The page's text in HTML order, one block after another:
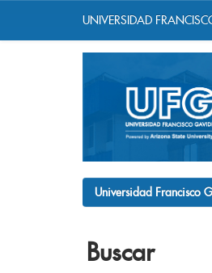
UNIVERSIDAD
Universidad Francisco
Buscar